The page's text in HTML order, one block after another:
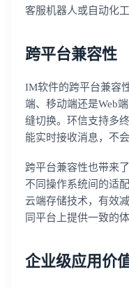
客服机器人或自动化
跨平台兼容性
IM软件的跨平台兼容
端、移动端还是Web
缝切换。环信支持多
能实时接收消息，不
跨平台兼容性也带来
不同操作系统间的适
云端存储技术，有效
同平台上提供一致的体
企业级应用价